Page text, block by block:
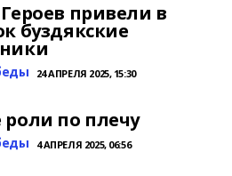
привели в
буздякские
24 АПРЕЛЯ 2025, 15:30
по плечу
4 АПРЕЛЯ 2025, 06:56